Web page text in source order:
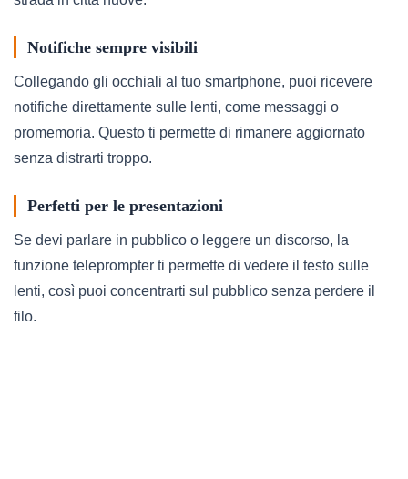
Notifiche sempre visibili
Collegando gli occhiali al tuo smartphone, puoi ricevere
notifiche direttamente sulle lenti, come messaggi o
promemoria. Questo ti permette di rimanere aggiornato
senza distrarti troppo.
Perfetti per le presentazioni
Se devi parlare in pubblico o leggere un discorso, la
funzione teleprompter ti permette di vedere il testo sulle
lenti, così puoi concentrarti sul pubblico senza perdere il
filo.